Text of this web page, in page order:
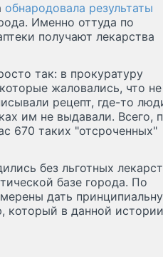
обнародовала результаты
Именно оттуда по
получают лекарства
так: в прокуратуру
жаловались, что не
рецепт, где-то
им не выдавали. Всего,
670 таких "отсроченных"
без льготных
базе города. По
дать
который в данной истории